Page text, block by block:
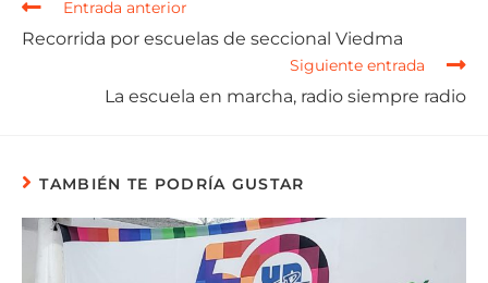
Entrada anterior
Recorrida por escuelas de seccional Viedma
Siguiente entrada
La escuela en marcha, radio siempre radio
TAMBIÉN TE PODRÍA GUSTAR